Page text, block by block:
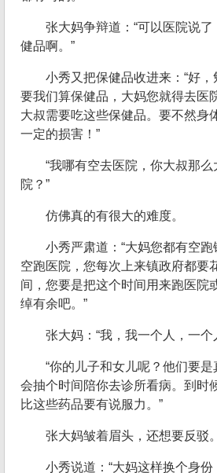
张大妈争辩道：“可以医院说
健品啊。”
小秀又把保健品收进来：“好
要我们算保健品，大妈您就得去医
大叔需要吃这些保健品。要不然身
一定的损害！”
“我哪有空去医院，你大叔那
院？”
仿佛真的有很大的难度。
小秀严肃道：“大妈您都有空
空跑医院，您每次上来镇政府都要
间，您要是把这个时间用来跑医院
绰有余吧。”
张大妈：“我，我一个人，一个
“你的儿子和女儿呢？他们要
会抽个时间陪你去诊所看病。到时
比这些药品要有说服力。”
张大妈皱着眉头，还想要反驳。
小秀说道：“大妈这样换个身份